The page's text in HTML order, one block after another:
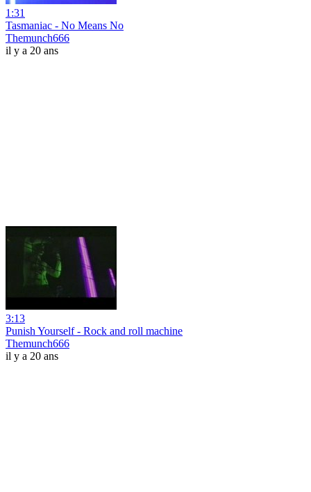
1:31
Tasmaniac - No Means No
Themunch666
il y a 20 ans
3:13
Punish Yourself - Rock and roll machine
Themunch666
il y a 20 ans